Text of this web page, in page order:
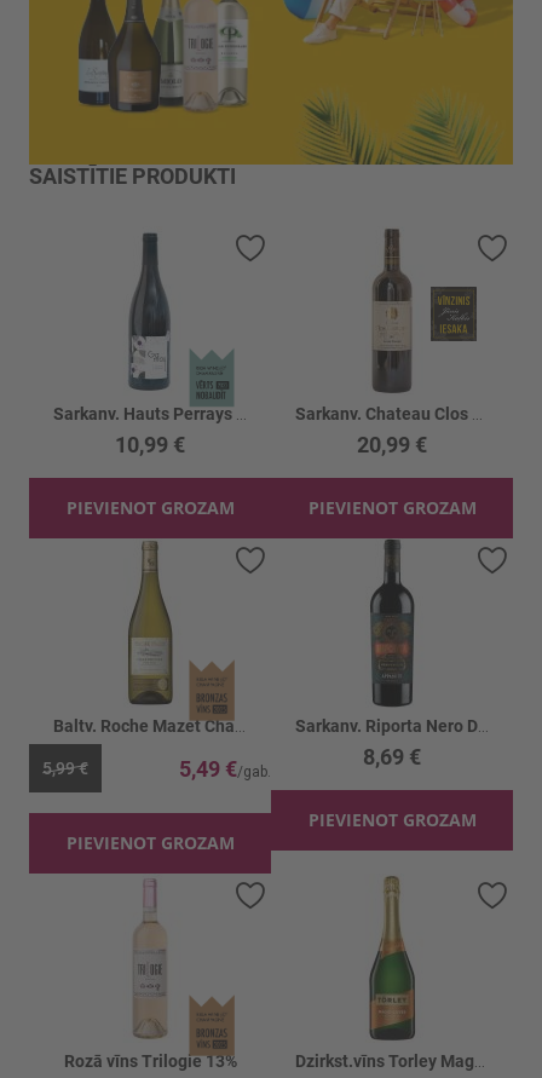
SAISTĪTIE PRODUKTI
10,99 €
PIEVIENOT GROZAM
Pievienot vēlmju sarakstam
20,99 €
PIEVIENOT GROZAM
5,99 € 5,49 €
PIEVIENOT GROZAM
Pievienot vēlmju sarakstam
8,69 €
PIEVIENOT GROZAM
Rozā vīns Trilogie 13%
Pievienot vēlmju sarakstam